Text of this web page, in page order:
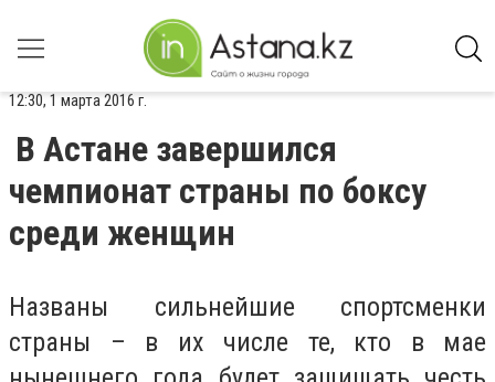
12:30, 1 марта 2016 г.
В Астане завершился
чемпионат страны по боксу
среди женщин
Названы сильнейшие спортсменки
страны – в их числе те, кто в мае